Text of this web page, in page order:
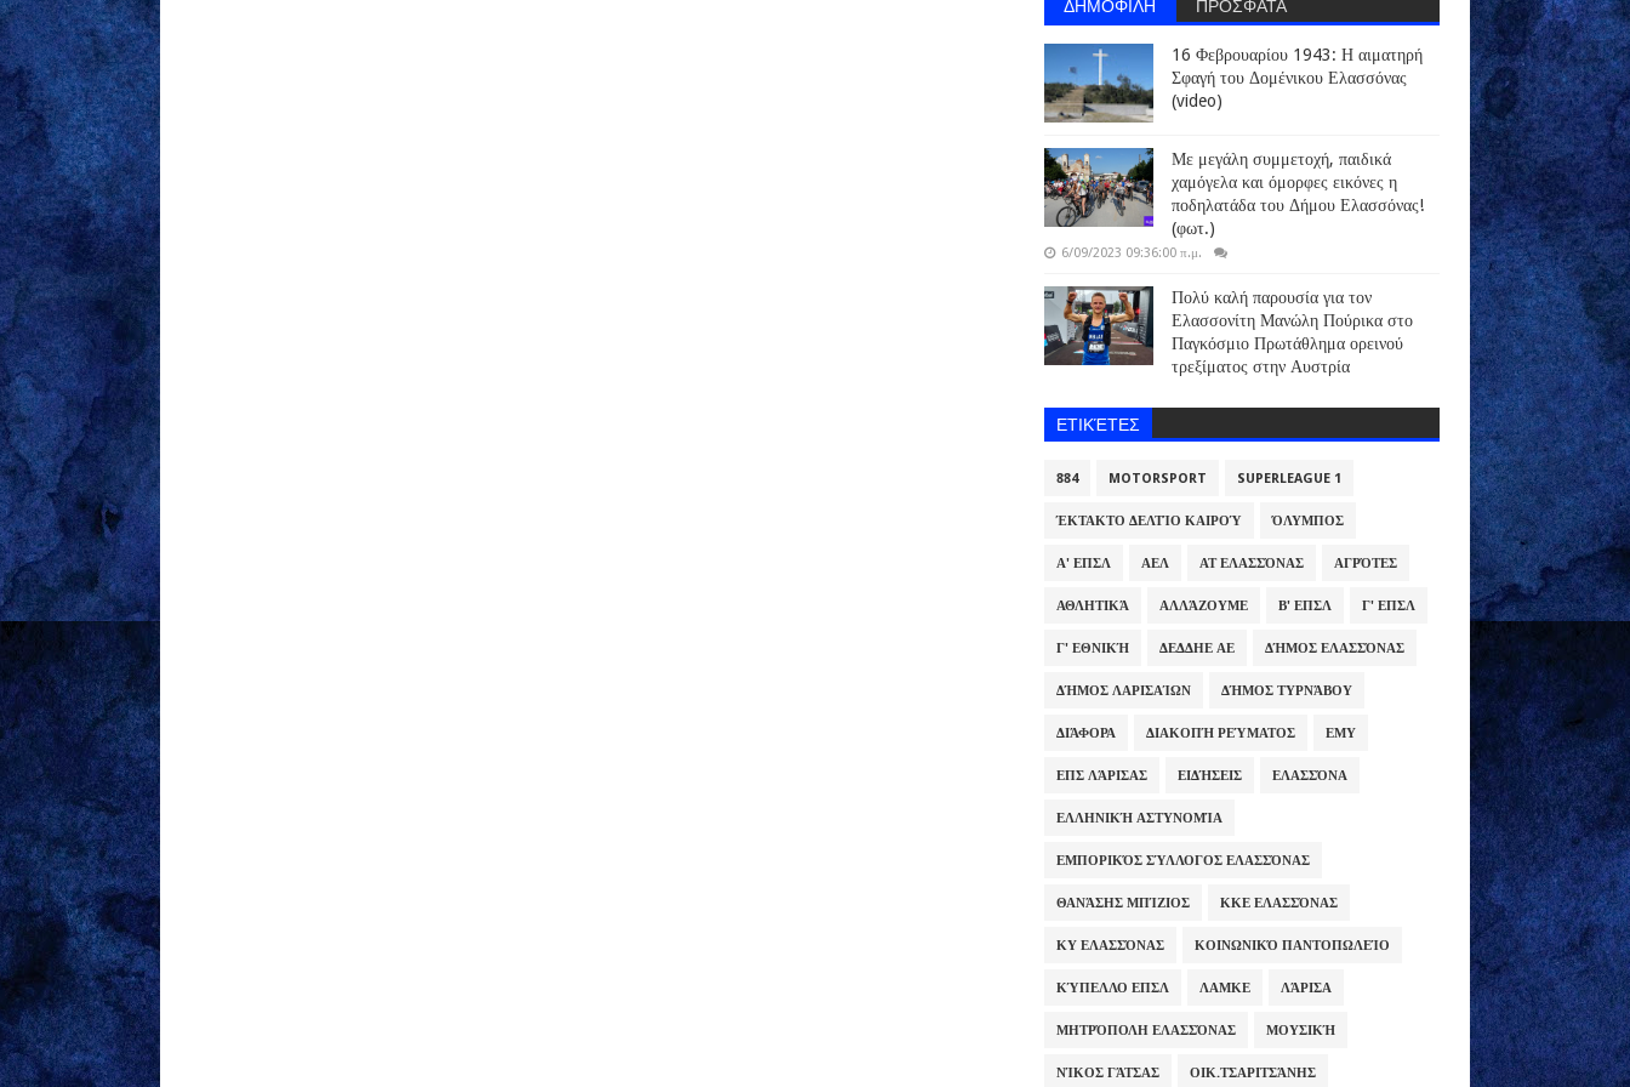
16 Φεβρουαρίου 1943: Η αιματηρή
Σφαγή του Δομένικου Ελασσόνας
(video)
Με μεγάλη συμμετοχή, παιδικά
χαμόγελα και όμορφες εικόνες η
ποδηλατάδα του Δήμου Ελασσόνας!
(φωτ.)
6/09/2023 09:36:00 π.μ.
Πολύ καλή παρουσία για τον
Ελασσονίτη Μανώλη Πούρικα στο
Παγκόσμιο Πρωτάθλημα ορεινού
τρεξίματος στην Αυστρία
ΕΤΙΚΈΤΕΣ
884 MOTORSPORT SUPERLEAGUE 1
ΈΚΤΑΚΤΟ ΔΕΛΤΊΟ ΚΑΙΡΟΎ ΌΛΥΜΠΟΣ
Α' ΕΠΣΛ ΑΕΛ ΑΤ ΕΛΑΣΣΌΝΑΣ ΑΓΡΌΤΕΣ
ΑΘΛΗΤΙΚΆ ΑΛΛΆΖΟΥΜΕ Β' ΕΠΣΛ Γ' ΕΠΣΛ
Γ' ΕΘΝΙΚΉ ΔΕΔΔΗΕ ΑΕ ΔΉΜΟΣ ΕΛΑΣΣΌΝΑΣ
ΔΉΜΟΣ ΛΑΡΙΣΑΊΩΝ ΔΉΜΟΣ ΤΥΡΝΆΒΟΥ
ΔΙΆΦΟΡΑ ΔΙΑΚΟΠΉ ΡΕΎΜΑΤΟΣ ΕΜΥ
ΕΠΣ ΛΆΡΙΣΑΣ ΕΙΔΉΣΕΙΣ ΕΛΑΣΣΌΝΑ
ΕΛΛΗΝΙΚΉ ΑΣΤΥΝΟΜΊΑ
ΕΜΠΟΡΙΚΌΣ ΣΎΛΛΟΓΟΣ ΕΛΑΣΣΌΝΑΣ
ΘΑΝΆΣΗΣ ΜΠΊΖΙΟΣ ΚΚΕ ΕΛΑΣΣΌΝΑΣ
ΚΥ ΕΛΑΣΣΌΝΑΣ ΚΟΙΝΩΝΙΚΌ ΠΑΝΤΟΠΩΛΕΊΟ
ΚΎΠΕΛΛΟ ΕΠΣΛ ΛΑΜΚΕ ΛΆΡΙΣΑ
ΜΗΤΡΌΠΟΛΗ ΕΛΑΣΣΌΝΑΣ ΜΟΥΣΙΚΉ
ΝΊΚΟΣ ΓΆΤΣΑΣ ΟΙΚ.ΤΣΑΡΙΤΣΆΝΗΣ